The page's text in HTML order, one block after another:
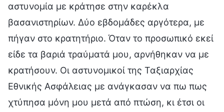
αστυνομία με κράτησε στην καρέκλα
βασανιστηρίων. Δύο εβδομάδες αργότερα, με
πήγαν στο κρατητήριο. Όταν το προσωπικό εκεί
είδε τα βαριά τραύματά μου, αρνήθηκαν να με
κρατήσουν. Οι αστυνομικοί της Ταξιαρχίας
Εθνικής Ασφάλειας με ανάγκασαν να πω πως
χτύπησα μόνη μου μετά από πτώση, κι έτσι οι